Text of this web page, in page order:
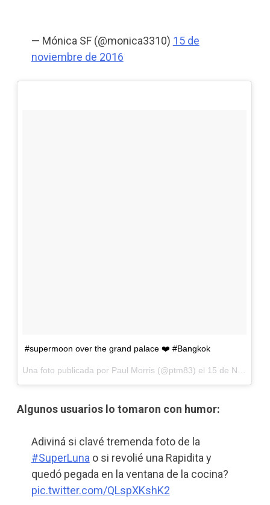
— Mónica SF (@monica3310) 15 de
noviembre de 2016
#supermoon over the grand palace ❤️ #Bangkok
Una foto publicada por Paul Morris (@ptm83) el 15 de Nov de 2016 a la(s) 7:03 PST
Algunos usuarios lo tomaron con humor:
Adiviná si clavé tremenda foto de la
#SuperLuna o si revolié una Rapidita y
quedó pegada en la ventana de la cocina?
pic.twitter.com/QLspXKshK2